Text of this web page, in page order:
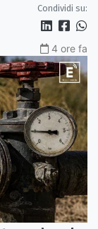
Condividi su:
4 ore fa